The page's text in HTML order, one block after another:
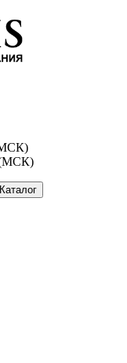
(МСК)
Каталог